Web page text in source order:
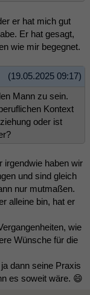
er hat mich gut
Er hat gesagt,
wie mir begegnet.
(19.05.2025 09:17)
Mann zu sein.
Kontext
oder ist
irgendwie haben wir
und sind gleich
nur mutmaßen.
alleine bin, hat er
wie
Wünsche für die
dann seine Praxis
es soweit wäre. 😄